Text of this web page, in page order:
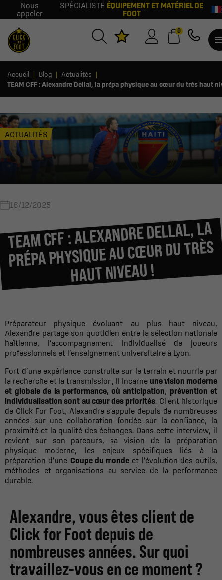
Nous
appeler
SPÉCIALISTE ÉQUIPEMENT ET MATÉRIEL DE
FOOT
0
Accueil Blog
Actualités
TEAM CFF : Alexandre Dellal, la prépa physique au cœur du très haut
ACTUALITÉS
16/12/2025
TEAM CFF : ALEXANDRE DELLAL, LA
PRÉPA PHYSIQUE AU CŒUR DU TRÈS
HAUT NIVEAU !
Préparateur physique évoluant au plus haut niveau,
Alexandre partage son quotidien entre la sélection nationale
haïtienne, l’accompagnement individualisé de joueurs
professionnels et l’enseignement universitaire à Lyon.
Fort d’une expérience construite sur le terrain et nourrie par
la recherche et la transmission, il incarne une vision moderne
et globale de la performance, où anticipation, prévention et
individualisation sont au cœur des priorités. Client historique
de Click For Foot, Alexandre s’appuie depuis de nombreuses
années sur une collaboration fondée sur la confiance, la
proximité et la qualité des échanges. Dans cette interview, il
revient sur son parcours, sa vision de la préparation
physique moderne, les enjeux spécifiques liés à la
préparation d’une Coupe du monde et l’évolution des outils,
méthodes et organisations au service de la performance
durable.
Alexandre, vous êtes client de
Click for Foot depuis de
nombreuses années. Sur quoi
travaillez-vous en ce moment ?